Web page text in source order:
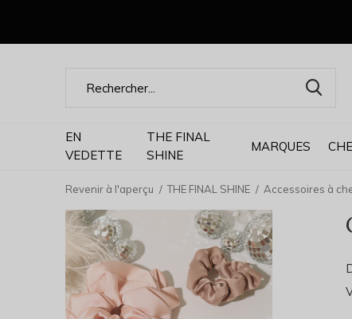
EN
VEDETTE
THE FINAL
SHINE
MARQUES
Revenir à l'aperçu THE FINAL SHINE Accessoires à